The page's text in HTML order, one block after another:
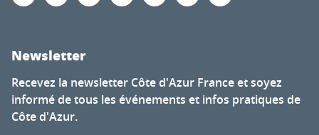
Newsletter
Recevez la newsletter Côte d'Azur France et soyez
informé de tous les événements et infos pratiques de
Côte d'Azur.